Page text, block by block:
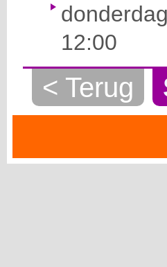
12:00
< Terug